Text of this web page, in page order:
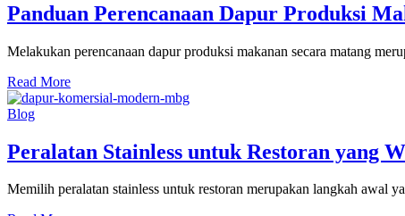
Panduan Perencanaan Dapur Produksi
Melakukan perencanaan dapur produksi makanan secara matang
Read More
Blog
Peralatan Stainless untuk Restoran yang
Memilih peralatan stainless untuk restoran merupakan langkah awal